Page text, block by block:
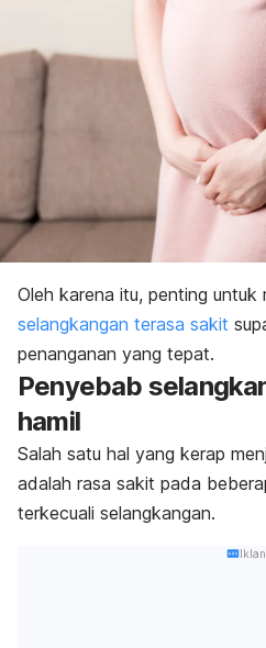
Oleh karena itu, penting untuk
selangkangan terasa sakit
penanganan yang tepat.
Penyebab
hamil
Salah satu hal yang kerap
adalah rasa sakit pada
terkecuali selangkangan.
Iklan